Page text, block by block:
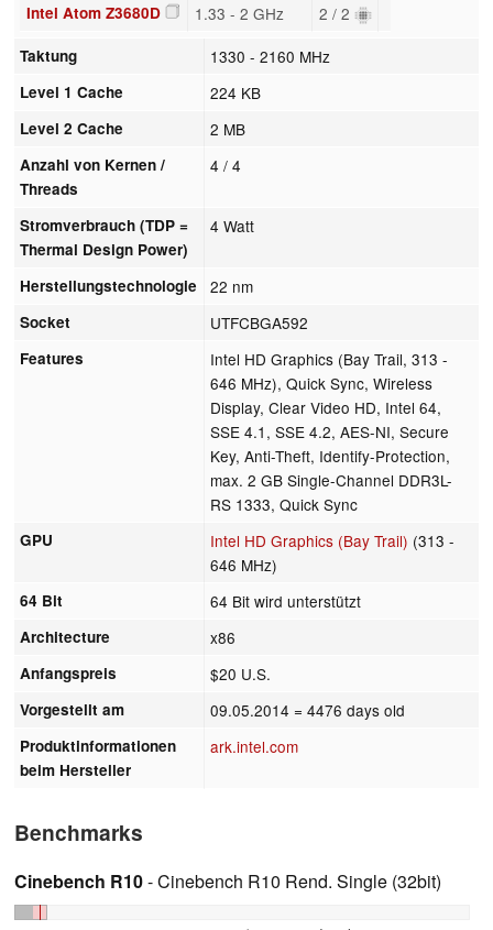
Intel Atom Z3680D 1.33 - 2 GHz 2 / 2
Taktung 1330 - 2160 MHz
Level 1 Cache 224 KB
Level 2 Cache 2 MB
Anzahl von Kernen /
Threads
4 / 4
Stromverbrauch (TDP =
Thermal Design Power)
4 Watt
Herstellungstechnologie 22 nm
Socket UTFCBGA592
Features
Intel HD Graphics (Bay Trail, 313 -
646 MHz), Quick Sync, Wireless
Display, Clear Video HD, Intel 64,
SSE 4.1, SSE 4.2, AES-NI, Secure
Key, Anti-Theft, Identify-Protection,
max. 2 GB Single-Channel DDR3L-
RS 1333, Quick Sync
GPU Intel HD Graphics (Bay Trail) (313 -
646 MHz)
64 Bit 64 Bit wird unterstützt
Architecture x86
Anfangspreis $20 U.S.
Vorgestellt am 09.05.2014 = 4476 days old
Produktinformationen
beim Hersteller
ark.intel.com
Benchmarks
Cinebench R10- Cinebench R10 Rend. Single (32bit)